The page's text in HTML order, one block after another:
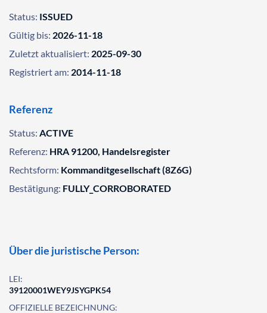
Status: ISSUED
Gültig bis: 2026-11-18
Zuletzt aktualisiert: 2025-09-30
Registriert am: 2014-11-18
Referenz
Status: ACTIVE
Referenz: HRA 91200, Handelsregister
Rechtsform: Kommanditgesellschaft (8Z6G)
Bestätigung: FULLY_CORROBORATED
Über die juristische Person:
LEI:
39120001WEY9JSYGPK54
OFFIZIELLE BEZEICHNUNG: